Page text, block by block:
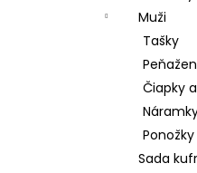
Muži
Tašky
Čiapky
Ponožky
Sada